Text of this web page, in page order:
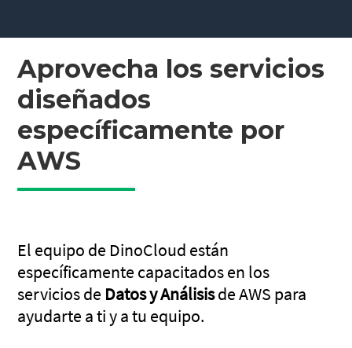
Aprovecha los servicios
diseñados
específicamente por
AWS
El equipo de DinoCloud están
específicamente capacitados en los
servicios de Datos y Análisisde AWS para
ayudarte a ti y a tu equipo.